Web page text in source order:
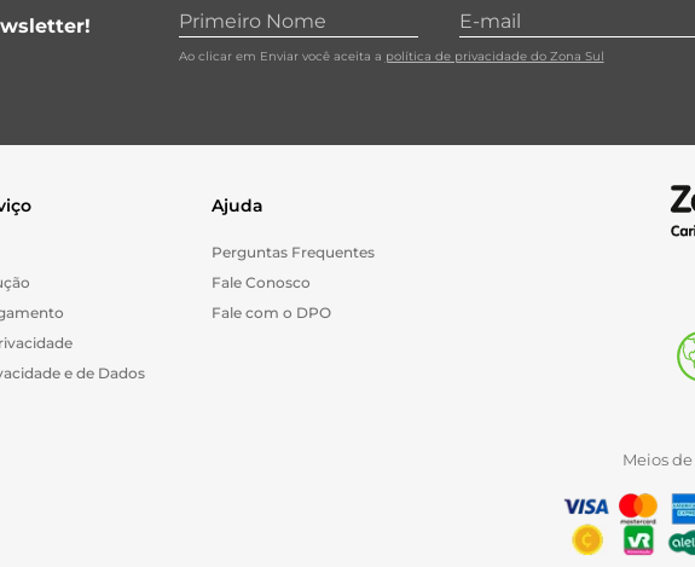
Ao clicar em Enviar você aceita a política de privacidade do Zona Sul
e de Dados
Ajuda
Perguntas Frequentes
Fale Conosco
Fale com o DPO
Meios